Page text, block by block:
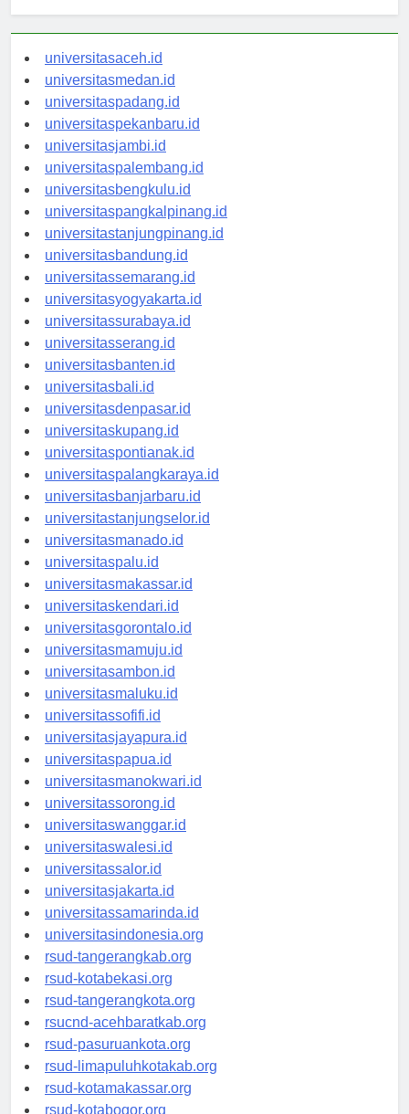
universitasaceh.id
universitasmedan.id
universitaspadang.id
universitaspekanbaru.id
universitasjambi.id
universitaspalembang.id
universitasbengkulu.id
universitaspangkalpinang.id
universitastanjungpinang.id
universitasbandung.id
universitassemarang.id
universitasyogyakarta.id
universitassurabaya.id
universitasserang.id
universitasbanten.id
universitasbali.id
universitasdenpasar.id
universitaskupang.id
universitaspontianak.id
universitaspalangkaraya.id
universitasbanjarbaru.id
universitastanjungselor.id
universitasmanado.id
universitaspalu.id
universitasmakassar.id
universitaskendari.id
universitasgorontalo.id
universitasmamuju.id
universitasambon.id
universitasmaluku.id
universitassofifi.id
universitasjayapura.id
universitaspapua.id
universitasmanokwari.id
universitassorong.id
universitaswanggar.id
universitaswalesi.id
universitassalor.id
universitasjakarta.id
universitassamarinda.id
universitasindonesia.org
rsud-tangerangkab.org
rsud-kotabekasi.org
rsud-tangerangkota.org
rsucnd-acehbaratkab.org
rsud-pasuruankota.org
rsud-limapuluhkotakab.org
rsud-kotamakassar.org